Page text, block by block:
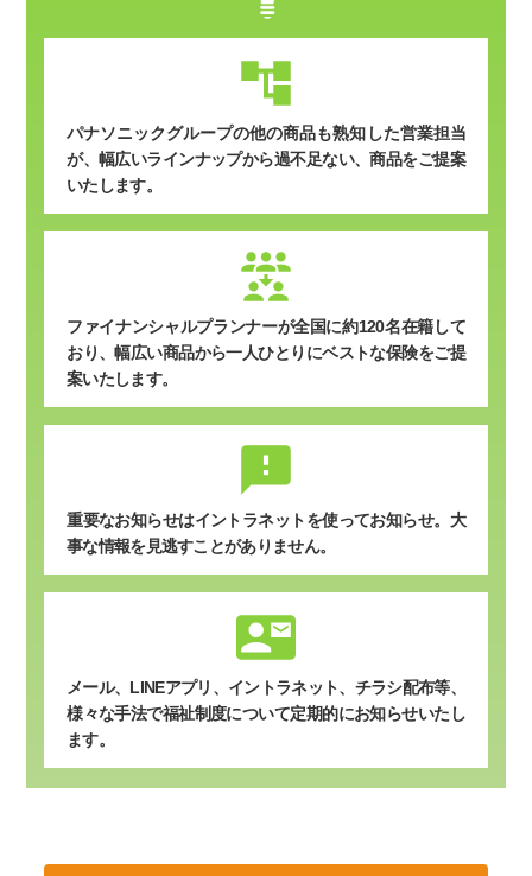
パナソニックグループの他の商品も熟知した営業担当
が、幅広いラインナップから過不足ない、商品をご提案
いたします。
ファイナンシャルプランナーが全国に約120名在籍して
おり、幅広い商品から一人ひとりにベストな保険をご提
案いたします。
sms_failed
重要なお知らせはイントラネットを使ってお知らせ。 大
事な情報を見逃すことがありません。
contact_mail
メール、LINEアプリ、イントラネット、チラシ配布等、
様々な手法で福祉制度について定期的にお知らせいたし
ます。